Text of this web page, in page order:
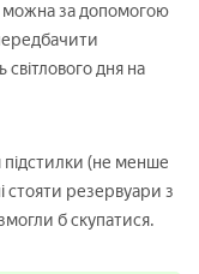
можна за допомогою
дня на
(не менше
стояти резервуари з
б скупатися.